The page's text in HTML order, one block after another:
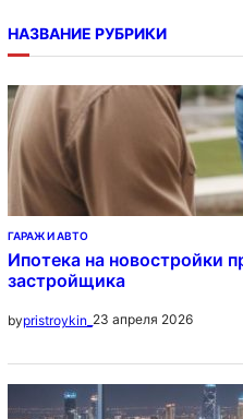
НАЗВАНИЕ РУБРИКИ
ГАРАЖ И АВТО
Ипотека на новостройки
застройщика
bypristroykin_ 23 апреля 2026